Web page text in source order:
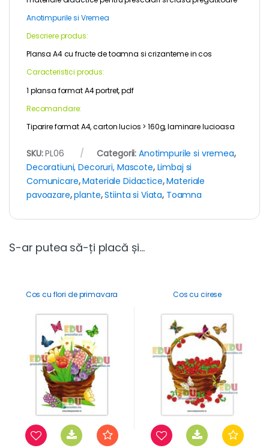
Anotimpurile si Vremea
Descriere produs:
Plansa A4 cu fructe de toamna si crizanteme in cos
Caracteristici produs:
1 plansa format A4 portret, pdf
Recomandare:
Tiparire format A4, carton lucios > 160g, laminare lucioasa
SKU:PL06 Categorii: Anotimpurile si vremea,
Decoratiuni, Decoruri, Mascote, Limbaj si
Comunicare,Materiale Didactice,Materiale
pavoazare,plante,Stiinta si Viata, Toamna
S-ar putea să-ți placă și…
Cos cu flori de primavara Cos cu cirese